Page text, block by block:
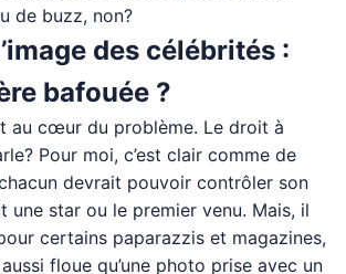
de buzz, non?
des célébrités :
bafouée ?
au cœur du problème. Le droit à
Pour moi, c’est clair comme de
devrait pouvoir contrôler son
une star ou le premier venu. Mais, il
certains paparazzis et magazines,
floue qu’une photo prise avec un